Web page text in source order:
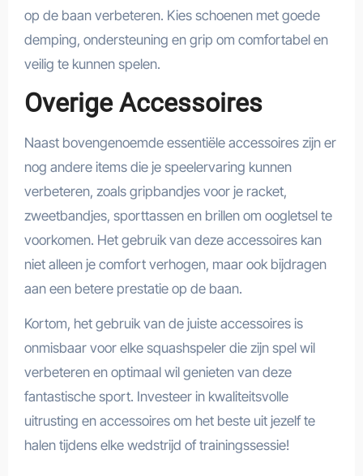
op de baan verbeteren. Kies schoenen met goede
demping, ondersteuning en grip om comfortabel en
veilig te kunnen spelen.
Overige Accessoires
Naast bovengenoemde essentiële accessoires zijn er
nog andere items die je speelervaring kunnen
verbeteren, zoals gripbandjes voor je racket,
zweetbandjes, sporttassen en brillen om oogletsel te
voorkomen. Het gebruik van deze accessoires kan
niet alleen je comfort verhogen, maar ook bijdragen
aan een betere prestatie op de baan.
Kortom, het gebruik van de juiste accessoires is
onmisbaar voor elke squashspeler die zijn spel wil
verbeteren en optimaal wil genieten van deze
fantastische sport. Investeer in kwaliteitsvolle
uitrusting en accessoires om het beste uit jezelf te
halen tijdens elke wedstrijd of trainingssessie!